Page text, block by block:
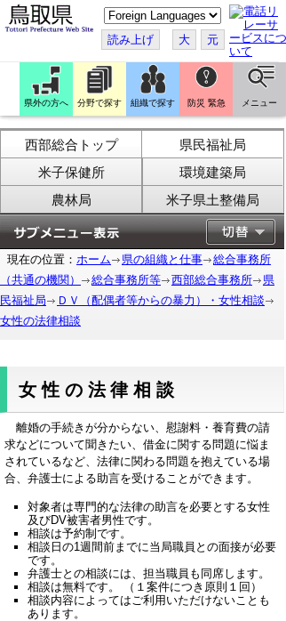
こ
の
ペ
ー
ジ
を
翻
訳
す
る
読み上げ 大 元
県外の方へ 分野で探す 組織で探す 防災 緊急 メニュー
西部総合トップ
県民福祉局
米子保健所
環境建築局
農林局
米子県土整備局
現在の位置： ホーム 県の組織と仕事
総合事務所
（共通の機関）
総合事務所等 西部総合事務所
県
民福祉局
ＤＶ（配偶者等からの暴力）・女性相談
女性の法律相談
女性の法律相談
離婚の手続きが分からない、慰謝料・養育費の請
求などについて聞きたい、借金に関する問題に悩ま
されているなど、法律に関わる問題を抱えている場
合、弁護士による助言を受けることができます。
対象者は専門的な法律の助言を必要とする女性
及びDV被害者男性です。
相談は予約制です。
相談日の1週間前までに当局職員との面接が必要
です。
弁護士との相談には、担当職員も同席します。
相談は無料です。 （１案件につき原則１回）
相談内容によってはご利用いただけないことも
あります。